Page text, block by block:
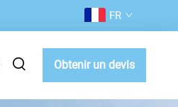
FR
Obtenir un devis